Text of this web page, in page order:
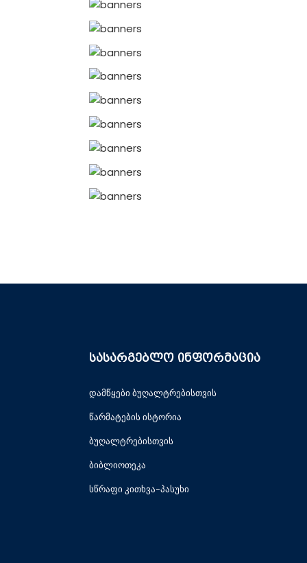
სასარგებლო ინფორმაცია
დამწყები ბუღალტრებისთვის
წარმატების ისტორია
ბუღალტრებისთვის
ბიბლიოთეკა
სწრაფი კითხვა-პასუხი